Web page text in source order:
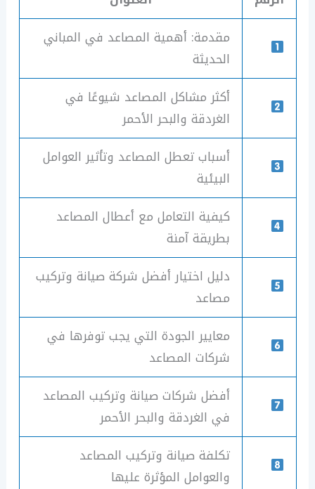
مقدمة: أهمية المصاعد في المباني
الحديثة
أكثر مشاكل المصاعد شيوعًا في
الغردقة والبحر الأحمر
أسباب تعطل المصاعد وتأثير العوامل
البيئية
كيفية التعامل مع أعطال المصاعد
بطريقة آمنة
دليل اختيار أفضل شركة صيانة وتركيب
مصاعد
معايير الجودة التي يجب توفرها في
شركات المصاعد
أفضل شركات صيانة وتركيب المصاعد
في الغردقة والبحر الأحمر
تكلفة صيانة وتركيب المصاعد
والعوامل المؤثرة عليها